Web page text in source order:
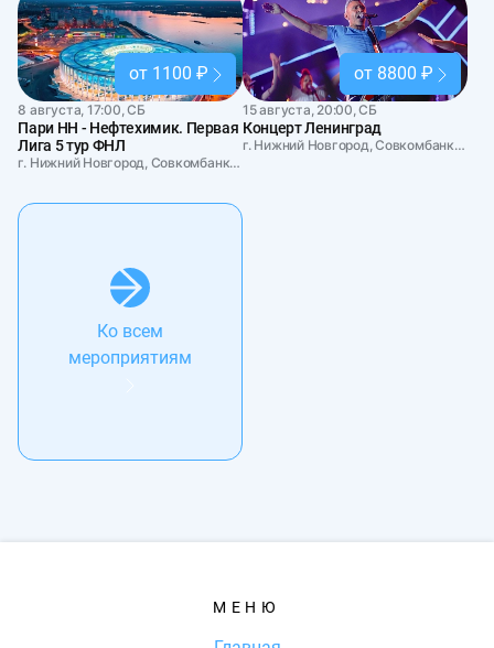
от 1100 ₽
8 августа, 17:00, СБ
Пари НН - Нефтехимик. Первая
Лига 5 тур ФНЛ
г. Нижний Новгород, Совкомбанк Арена
от 8800 ₽
15 августа, 20:00, СБ
Концерт Ленинград
г. Нижний Новгород, Совкомбанк Арена
Ко всем
мероприятиям
МЕНЮ